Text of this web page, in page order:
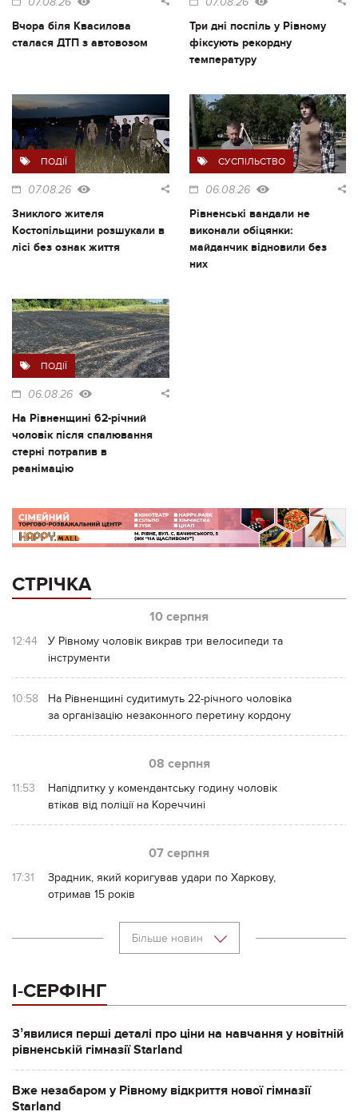
07.08.26
Вчора біля Квасилова
сталася ДТП з автовозом
07.08.26
Три дні поспіль у Рівному
фіксують рекордну
температуру
ПОДІЇ
07.08.26
Зниклого жителя
Костопільщини розшукали в
лісі без ознак життя
СУСПІЛЬСТВО
06.08.26
Рівненські вандали не
виконали обіцянки:
майданчик відновили без
них
ПОДІЇ
06.08.26
На Рівненщині 62-річний
чоловік після спалювання
стерні потрапив в
реанімацію
СТРІЧКА
10 серпня
12:44
У Рівному чоловік викрав три велосипеди та
інструменти
10:58
На Рівненщині судитимуть 22-річного чоловіка
за організацію незаконного перетину кордону
08 серпня
11:53
Напідпитку у комендантську годину чоловік
втікав від поліції на Кореччині
07 серпня
17:31
Зрадник, який коригував удари по Харкову,
отримав 15 років
Більше новин
І-СЕРФІНГ
Зʼявилися перші деталі про ціни на навчання у новітній
рівненській гімназії Starland
Вже незабаром у Рівному відкриття нової гімназії
Starland